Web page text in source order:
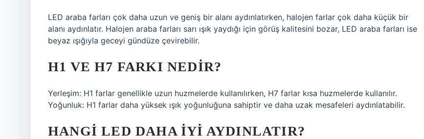
LED araba farları çok daha uzun ve geniş bir alanı aydınlatırken, halojen farlar çok daha küçük bir
alanı aydınlatır. Halojen araba farları sarı ışık yaydığı için görüş kalitesini bozar, LED araba farları ise
beyaz ışığıyla geceyi gündüze çevirebilir.
H1 VE H7 FARKI NEDIR?
Yerleşim: H1 farlar genellikle uzun huzmelerde kullanılırken, H7 farlar kısa huzmelerde kullanılır.
Yoğunluk: H1 farlar daha yüksek ışık yoğunluğuna sahiptir ve daha uzak mesafeleri aydınlatabilir.
HANGI LED DAHA IYI AYDINLATIR?